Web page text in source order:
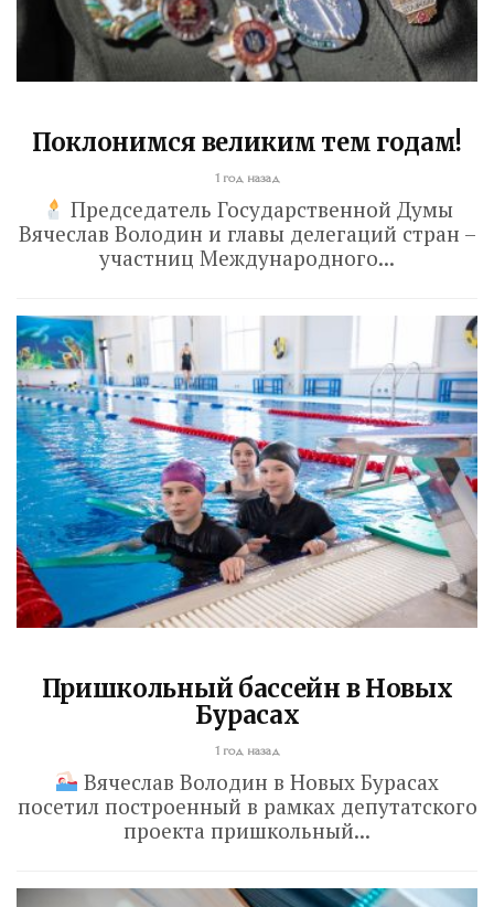
Поклонимся великим тем годам!
1 год назад
Председатель Государственной Думы
Вячеслав Володин и главы делегаций стран –
участниц Международного...
Пришкольный бассейн в Новых
Бурасах
1 год назад
Вячеслав Володин в Новых Бурасах
посетил построенный в рамках депутатского
проекта пришкольный...